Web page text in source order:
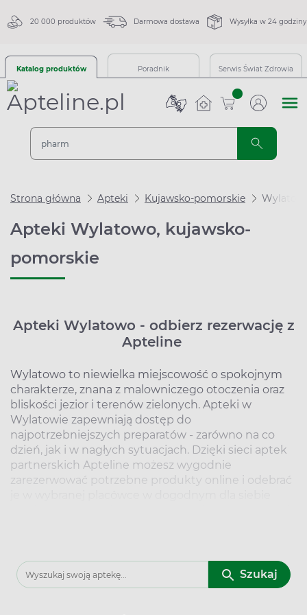
20 000 produktów Darmowa dostawa Wysyłka w 24 godziny
Katalog produktów Poradnik Serwis Świat Zdrowia
sztuk
Strona główna Apteki Kujawsko-pomorskie
Apteki Wylatowo, kujawsko-
pomorskie
Apteki Wylatowo - odbierz rezerwację z
Apteline
Wylatowo to niewielka miejscowość o spokojnym
charakterze, znana z malowniczego otoczenia oraz
bliskości jezior i terenów zielonych. Apteki w
Wylatowie zapewniają dostęp do
najpotrzebniejszych preparatów - zarówno na co
dzień, jak i w nagłych sytuacjach. Dzięki sieci aptek
partnerskich Apteline możesz wygodnie
zarezerwować potrzebne produkty online i odebrać
W okresach zwiększonej zachorowalności,
na przeziębienie i grypę
Szukaj